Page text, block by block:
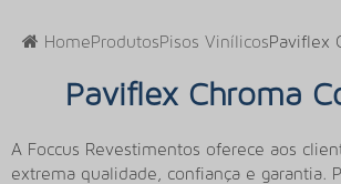
HomeProdutosPisos VinílicosPaviflex
Paviflex Chroma
A Foccus Revestimentos oferece aos
extrema qualidade, confiança e garantia.